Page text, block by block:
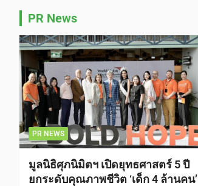
PR News
PR NEWS
มูลนิธิศุภนิมิตฯ เปิดยุทธศาสตร์ 5 ปี
ยกระดับคุณภาพชีวิต ‘เด็ก 4 ล้านคน’